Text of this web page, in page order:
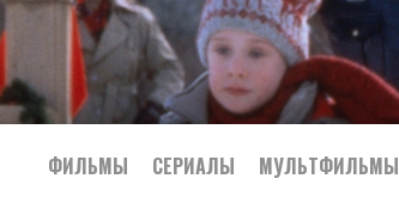
ФИЛЬМЫ СЕРИАЛЫ МУЛЬТФИЛЬМЫ